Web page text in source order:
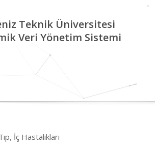
Teknik Üniversitesi
Veri Yönetim Sistemi
İç Hastalıkları